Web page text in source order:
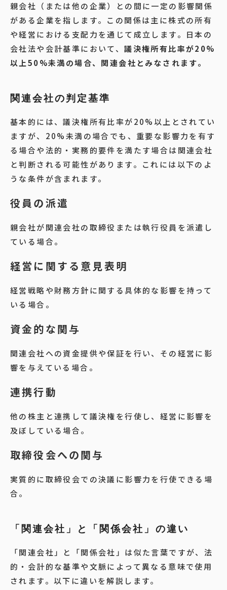
親会社（または他の企業）との間に一定の影響関係
がある企業を指します。この関係は主に株式の所有
や経営における支配力を通じて成立します。日本の
会社法や会計基準において、議決権所有比率が20%
以上50%未満の場合、関連会社とみなされます。
関連会社の判定基準
基本的には、議決権所有比率が20%以上とされてい
ますが、20%未満の場合でも、重要な影響力を有す
る場合や法的・実務的要件を満たす場合は関連会社
と判断される可能性があります。これには以下のよ
うな条件が含まれます。
役員の派遣
親会社が関連会社の取締役または執行役員を派遣し
ている場合。
経営に関する意見表明
経営戦略や財務方針に関する具体的な影響を持って
いる場合。
資金的な関与
関連会社への資金提供や保証を行い、その経営に影
響を与えている場合。
連携行動
他の株主と連携して議決権を行使し、経営に影響を
及ぼしている場合。
取締役会への関与
実質的に取締役会での決議に影響力を行使できる場
合。
「関連会社」と「関係会社」の違い
「関連会社」と「関係会社」は似た言葉ですが、法
的・会計的な基準や文脈によって異なる意味で使用
されます。以下に違いを解説します。